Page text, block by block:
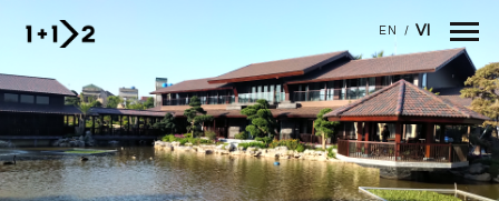
EN / VI